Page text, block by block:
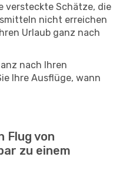
versteckte Schätze, die
nicht erreichen
Urlaub ganz nach
nach Ihren
Ihre Ausflüge, wann
Flug von
zu einem